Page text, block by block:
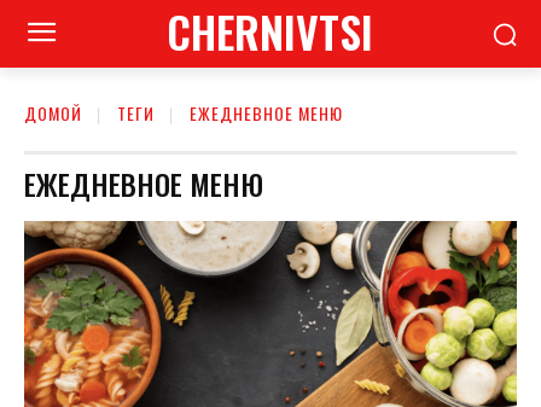
CHERNIVTSI
ДОМОЙ ТЕГИ ЕЖЕДНЕВНОЕ МЕНЮ
ЕЖЕДНЕВНОЕ МЕНЮ